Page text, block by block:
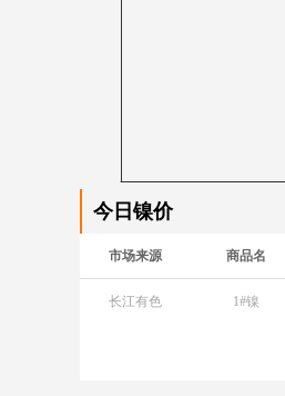
今日镍价
市场来源 商品名
长江有色 1#镍